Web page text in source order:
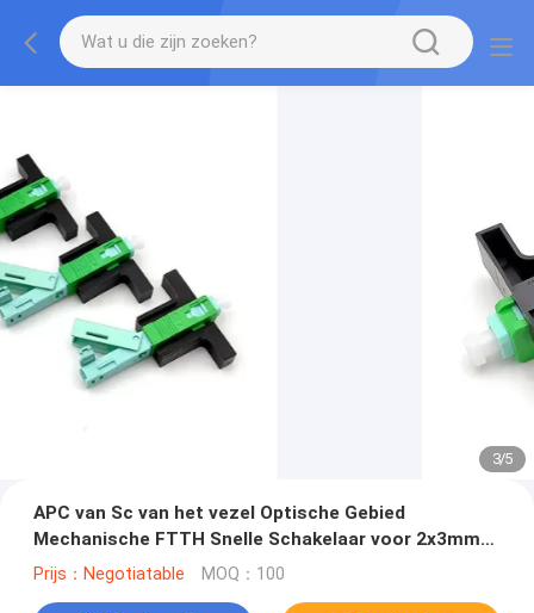
3/5
APC van Sc van het vezel Optische Gebied
Mechanische FTTH Snelle Schakelaar voor 2x3mm
Dalingskabel
Prijs：Negotiatable MOQ：100